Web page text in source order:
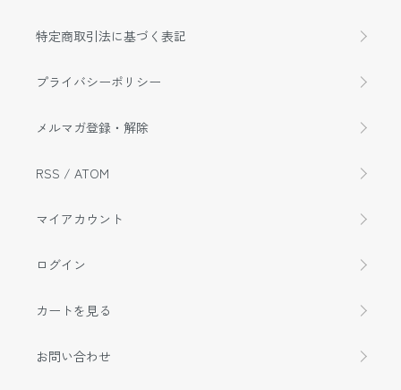
特定商取引法に基づく表記
プライバシーポリシー
メルマガ登録・解除
RSS / ATOM
マイアカウント
ログイン
カートを見る
お問い合わせ